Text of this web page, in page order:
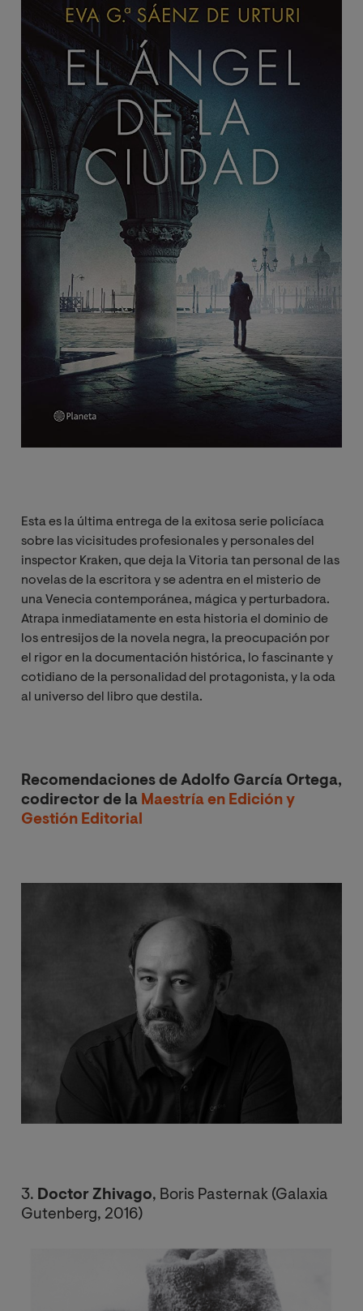
Esta es la última entrega de la exitosa serie policíaca
sobre las vicisitudes profesionales y personales del
inspector Kraken, que deja la Vitoria tan personal de las
novelas de la escritora y se adentra en el misterio de
una Venecia contemporánea, mágica y perturbadora.
Atrapa inmediatamente en esta historia el dominio de
los entresijos de la novela negra, la preocupación por
el rigor en la documentación histórica, lo fascinante y
cotidiano de la personalidad del protagonista, y la oda
al universo del libro que destila.
Recomendaciones de Adolfo García Ortega,
codirector de la Maestría en Edición y
Gestión Editorial
3. Doctor Zhivago, Boris Pasternak (Galaxia
Gutenberg, 2016)
Image